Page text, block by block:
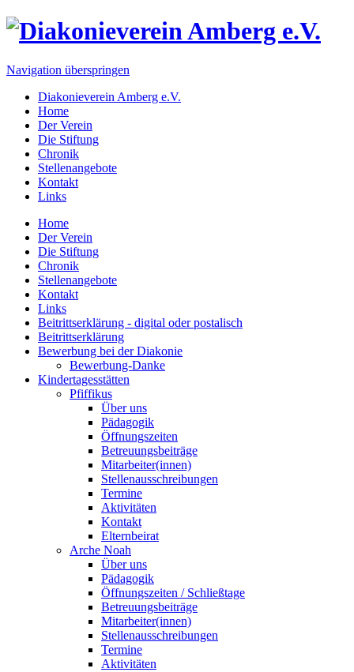
Navigation überspringen
Diakonieverein Amberg e.V.
Home
Der Verein
Die Stiftung
Chronik
Stellenangebote
Kontakt
Links
Home
Der Verein
Die Stiftung
Chronik
Stellenangebote
Kontakt
Links
Beitrittserklärung - digital oder postalisch
Beitrittserklärung
Bewerbung bei der Diakonie
Bewerbung-Danke
Kindertagesstätten
Pfiffikus
Über uns
Pädagogik
Öffnungszeiten
Betreuungsbeiträge
Mitarbeiter(innen)
Stellenausschreibungen
Termine
Aktivitäten
Kontakt
Elternbeirat
Arche Noah
Über uns
Pädagogik
Öffnungszeiten / Schließtage
Betreuungsbeiträge
Mitarbeiter(innen)
Stellenausschreibungen
Termine
Aktivitäten